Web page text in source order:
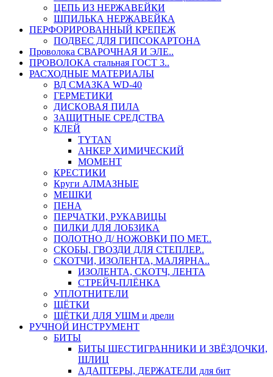
ЦЕПЬ ИЗ НЕРЖАВЕЙКИ
ШПИЛЬКА НЕРЖАВЕЙКА
ПЕРФОРИРОВАННЫЙ КРЕПЕЖ
ПОДВЕС ДЛЯ ГИПСОКАРТОНА
Проволока СВАРОЧНАЯ И ЭЛЕ..
ПРОВОЛОКА стальная ГОСТ 3..
РАСХОДНЫЕ МАТЕРИАЛЫ
ВД СМАЗКА WD-40
ГЕРМЕТИКИ
ДИСКОВАЯ ПИЛА
ЗАЩИТНЫЕ СРЕДСТВА
КЛЕЙ
TYTAN
АНКЕР ХИМИЧЕСКИЙ
МОМЕНТ
КРЕСТИКИ
Круги АЛМАЗНЫЕ
МЕШКИ
ПЕНА
ПЕРЧАТКИ, РУКАВИЦЫ
ПИЛКИ ДЛЯ ЛОБЗИКА
ПОЛОТНО Д/ НОЖОВКИ ПО МЕТ..
СКОБЫ, ГВОЗДИ ДЛЯ СТЕПЛЕР..
СКОТЧИ, ИЗОЛЕНТА, МАЛЯРНА..
ИЗОЛЕНТА, СКОТЧ, ЛЕНТА
СТРЕЙЧ-ПЛЁНКА
УПЛОТНИТЕЛИ
ЩЁТКИ
ЩЁТКИ ДЛЯ УШМ и дрели
РУЧНОЙ ИНСТРУМЕНТ
БИТЫ
БИТЫ ШЕСТИГРАННИКИ И ЗВЁЗДОЧКИ,
ШЛИЦ
АДАПТЕРЫ, ДЕРЖАТЕЛИ для бит